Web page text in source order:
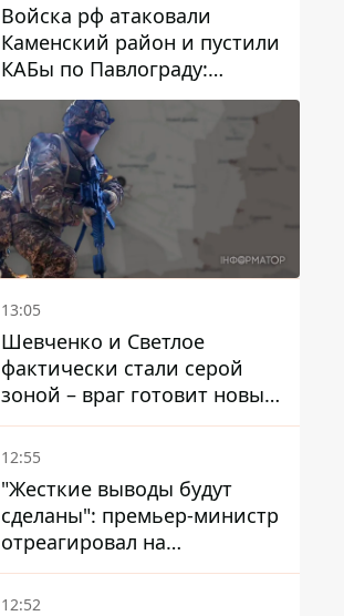
Войска рф атаковали
Каменский район и пустили
КАБы по Павлограду:
пострадал мужчина, в небо
поднимается столб дыма
13:05
Шевченко и Светлое
фактически стали серой
зоной – враг готовит новые
атаки на Добропольском
направлении
12:55
"Жесткие выводы будут
сделаны": премьер-министр
отреагировал на
несколькодневное
отсутствие воды в Марганце
12:52